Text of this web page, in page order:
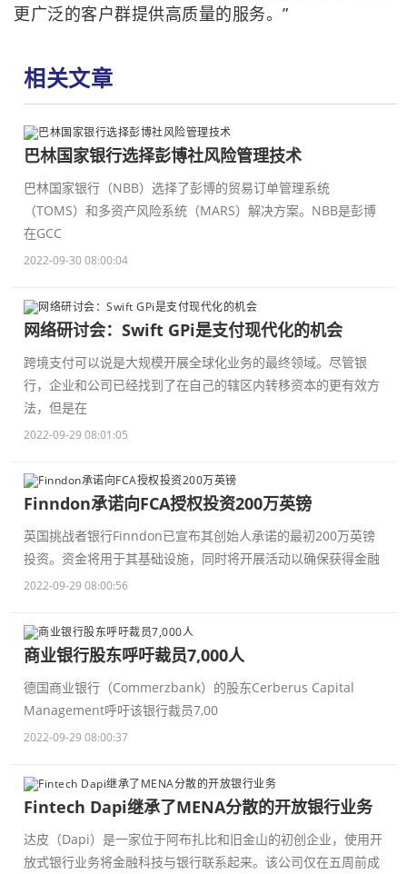
更广泛的客户群提供高质量的服务。”
相关文章
巴林国家银行选择彭博社风险管理技术
巴林国家银行（NBB）选择了彭博的贸易订单管理系统
（TOMS）和多资产风险系统（MARS）解决方案。NBB是彭博
在GCC
2022-09-30 08:00:04
网络研讨会：Swift GPi是支付现代化的机会
跨境支付可以说是大规模开展全球化业务的最终领域。尽管银
行，企业和公司已经找到了在自己的辖区内转移资本的更有效方
法，但是在
2022-09-29 08:01:05
Finndon承诺向FCA授权投资200万英镑
英国挑战者银行Finndon已宣布其创始人承诺的最初200万英镑
投资。资金将用于其基础设施，同时将开展活动以确保获得金融
2022-09-29 08:00:56
商业银行股东呼吁裁员7,000人
德国商业银行（Commerzbank）的股东Cerberus Capital
Management呼吁该银行裁员7,00
2022-09-29 08:00:37
Fintech Dapi继承了MENA分散的开放银行业务
达皮（Dapi）是一家位于阿布扎比和旧金山的初创企业，使用开
放式银行业务将金融科技与银行联系起来。该公司仅在五周前成